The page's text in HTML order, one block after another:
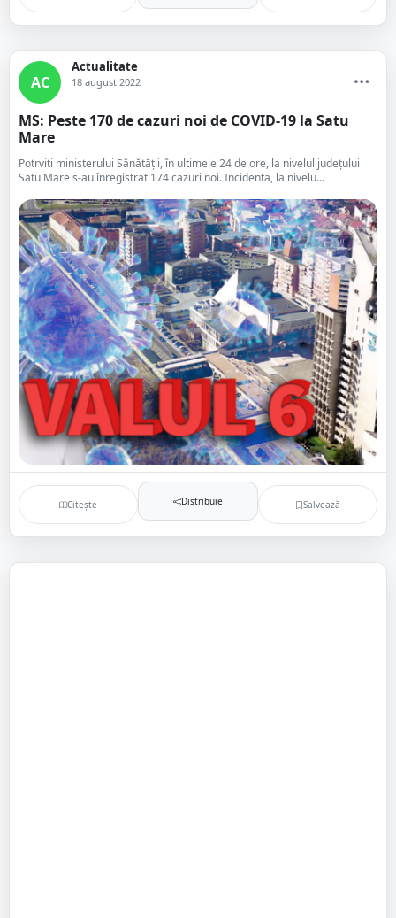
AC
Actualitate
18 august 2022
MS: Peste 170 de cazuri noi de COVID-19 la Satu
Mare
Potrviti ministerului Sănătății, în ultimele 24 de ore, la nivelul județului
Satu Mare s-au înregistrat 174 cazuri noi. Incidența, la nivelu...
Citește Distribuie Salvează